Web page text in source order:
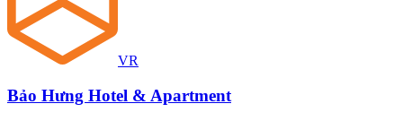
VR
Bảo Hưng Hotel & Apartment